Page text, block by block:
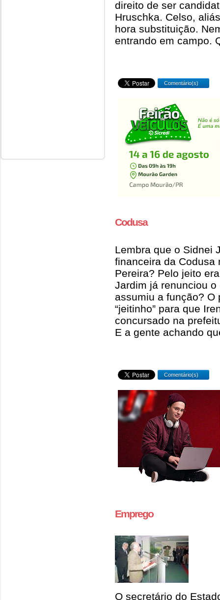
direito de ser
Hruschka. Celso,
hora substituição.
entrando em campo.
Comentário(s)
Codusa
Lembra que o Sidnei
financeira da Codusa
Pereira? Pelo jeito
Jardim já renunciou
assumiu a função? O
“jeitinho” para que
concursado na
E a gente achando
Comentário(s)
Emprego
O secretário do